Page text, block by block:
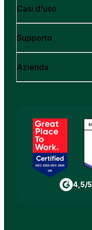
Casi d'uso
Supporto
Azienda
4,5/5